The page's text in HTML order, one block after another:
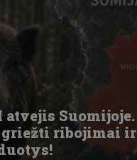
Suomijoje.
griežti ribojimai ir